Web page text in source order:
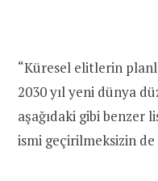
“Küresel elitlerin
2030 yıl yeni dünya
aşağıdaki gibi
ismi geçirilmeksizin de